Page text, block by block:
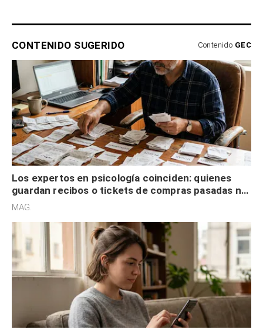
CONTENIDO SUGERIDO Contenido GEC
Los expertos en psicología coinciden: quienes
guardan recibos o tickets de compras pasadas no
son acumuladores, sino que tienen necesidad de
MAG.